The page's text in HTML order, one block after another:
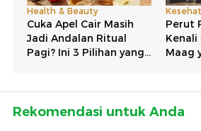
Rekomendasi untuk Anda